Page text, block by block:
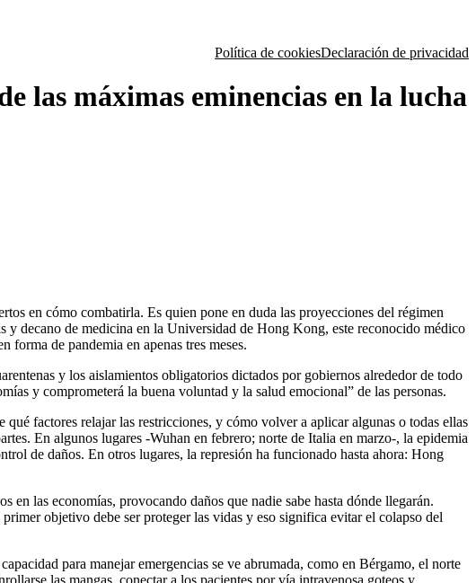
Política de cookiesDeclaración de privacidad
las máximas eminencias en la lucha
en cómo combatirla. Es quien pone en duda las proyecciones del régimen
y decano de medicina en la Universidad de Hong Kong, este reconocido médico
forma de pandemia en apenas tres meses.
y los aislamientos obligatorios dictados por gobiernos alrededor de todo
y comprometerá la buena voluntad y la salud emocional” de las personas.
factores relajar las restricciones, y cómo volver a aplicar algunas o todas ellas
En algunos lugares -Wuhan en febrero; norte de Italia en marzo-, la epidemia
de daños. En otros lugares, la represión ha funcionado hasta ahora: Hong
en las economías, provocando daños que nadie sabe hasta dónde llegarán.
objetivo debe ser proteger las vidas y eso significa evitar el colapso del
para manejar emergencias se ve abrumada, como en Bérgamo, el norte
las mangas, conectar a los pacientes por vía intravenosa goteos y